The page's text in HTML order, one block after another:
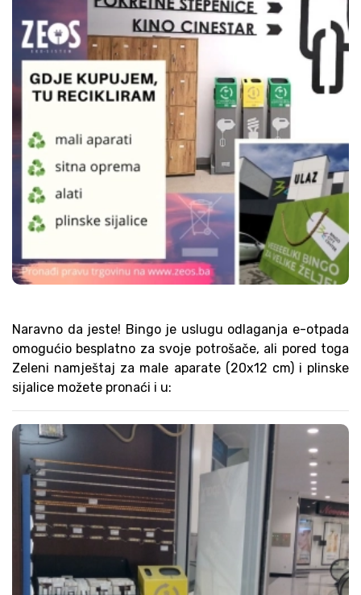
Naravno da jeste! Bingo je uslugu odlaganja e-otpada
omogućio besplatno za svoje potrošače, ali pored toga
Zeleni namještaj za male aparate (20x12 cm) i plinske
sijalice možete pronaći i u: